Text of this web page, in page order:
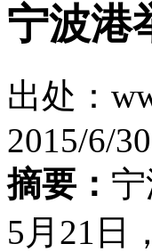
宁波港
出处：
2015/6/
摘要：
5月21日